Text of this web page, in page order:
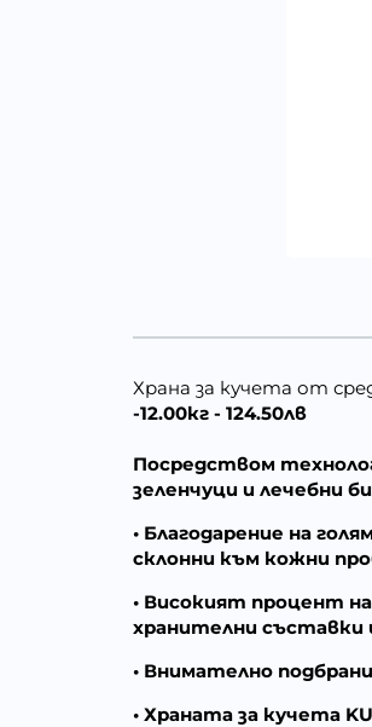
Храна за кучета от
-12.00кг - 124.50лв
Посредством
зеленчуци и лечебни
• Благодарение на
склонни към кожни
• Високият процент
хранителни
• Внимателно
• Храната за кучета